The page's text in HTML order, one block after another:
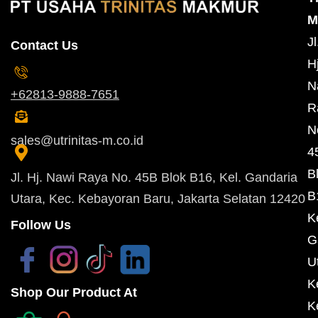
Contact Us
+62813-9888-7651
sales@utrinitas-m.co.id
Jl. Hj. Nawi Raya No. 45B Blok B16, Kel. Gandaria
Utara, Kec. Kebayoran Baru, Jakarta Selatan 12420
Follow Us
Shop Our Product At